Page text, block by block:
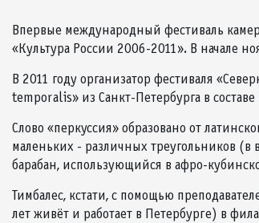
Впервые международный фестиваль
«Культура России 2006-2011». В начале
В 2011 году организатор фестиваля
temporalis» из Санкт-Петербурга в
Слово «перкуссия» образовано от
маленьких - различных треугольников (в
барабан, использующийся в афро-
Тимбалес, кстати, с помощью
лет живёт и работает в Петербурге) в